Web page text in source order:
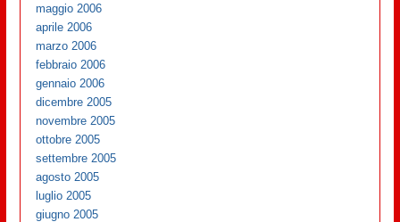
maggio 2006
aprile 2006
marzo 2006
febbraio 2006
gennaio 2006
dicembre 2005
novembre 2005
ottobre 2005
settembre 2005
agosto 2005
luglio 2005
giugno 2005